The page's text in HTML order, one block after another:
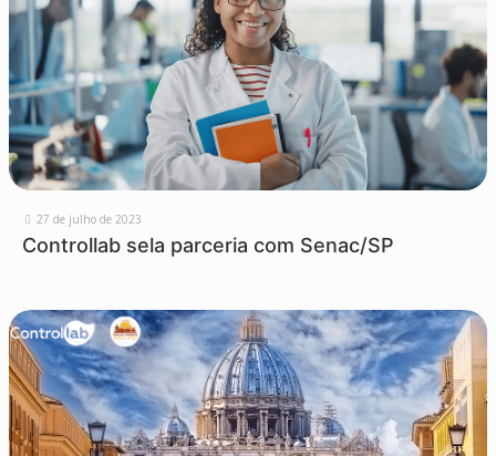
27 de julho de 2023
Controllab sela parceria com Senac/SP